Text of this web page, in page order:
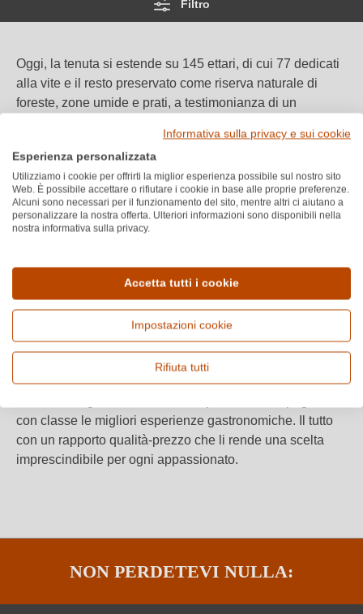
Filtro
Oggi, la tenuta si estende su 145 ettari, di cui 77 dedicati
alla vite e il resto preservato come riserva naturale di
foreste, zone umide e prati, a testimonianza di un
filosofia produttiva si fonda sulla valorizzazione di due
terroir eccezionali: i suoli calcarei tipici di Saint-Émilion e
quelli argillosi-ghiaiosi che ricordano il Médoc. Questo
mix unico offre condizioni ideali per varietà pregiate come
Merlot, Cabernet Sauvignon, Cabernet Franc, Sauvignon
Guidati dall’esperienza del maestro cantiniere Olivier
Prévot, i vini di Château de Reignac sono il frutto di una
lavorazione attenta e precisa: raccolta selettiva,
vinificazione meticolosa e utilizzo di tecnologie moderne
per esaltare ogni sfumatura del terroir. Il risultato sono vini
di straordinaria eleganza e complessità, capaci di
con classe le migliori esperienze gastronomiche. Il tutto
con un rapporto qualità-prezzo che li rende una scelta
imprescindibile per ogni appassionato.
NON PERDETEVI NULLA:
Informativa sulla privacy e sui cookie
Esperienza personalizzata
Utilizziamo i cookie per offrirti la miglior esperienza possibile sul nostro sito
Web. È possibile accettare o rifiutare i cookie in base alle proprie preferenze.
Alcuni sono necessari per il funzionamento del sito, mentre altri ci aiutano a
personalizzare la nostra offerta. Ulteriori informazioni sono disponibili nella
nostra informativa sulla privacy.
Accetta tutti i cookie
Impostazioni cookie
Rifiuta tutti